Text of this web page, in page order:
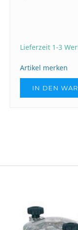
Lieferzeit 1-3
Artikel merken
IN DEN